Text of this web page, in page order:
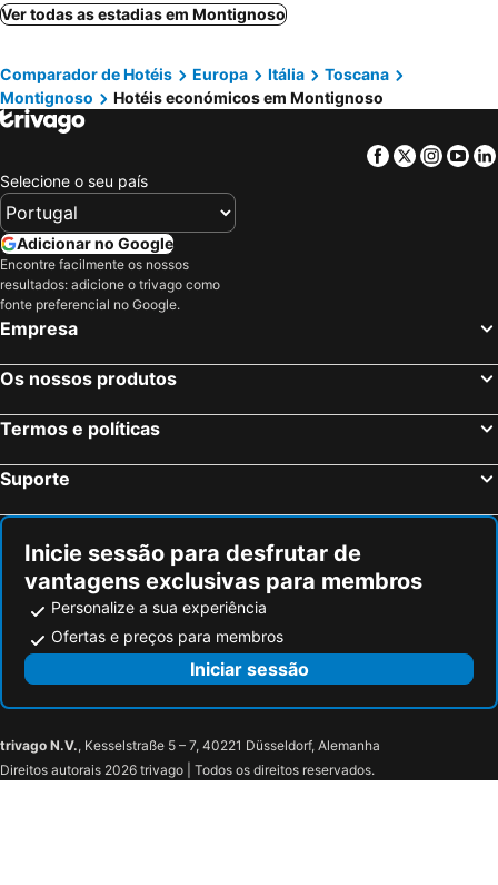
Hotel San Francisco
Hotel La Bussola
Versilia Lido | UNA Esperienze
Grand Hotel Principe di Piemonte
Hotel Rex
Hotel Marina
Hotel Acapulco
Concordia
Hotel Villa Tiziana
Hotel Sirio
Hotel Viareggio
Hotel Marchionni
Hotel Tahiti
Hotel President
Hotel I 4 Assi
Hotel Lupori
Hotel Villa Undulna - Terme della Versilia
JR Resort Logos Forte dei Marmi
Hotel Gabrini
Hotel Luna
Hotel Parma Mare
Hotel Eco Del Mare
Hotel Pigalle
UNA Hotels Forte Dei Marmi
Hotel La Primula
Hotel Happy
Hotel Kim
Hotel Katy
Antico Borgo Isola Santa
Harmony and Smile
Hotel Residence Villa Jolanda
Ver todas as estadias em Montignoso
Comparador de Hotéis Europa Itália
Toscana
Montignoso
Hotéis económicos em Montignoso
Facebook
Twitter
Selecione o seu país
Adicionar no Google
Encontre facilmente os nossos
resultados: adicione o trivago como
fonte preferencial no Google.
Empresa
Os nossos produtos
Termos e políticas
Suporte
Inicie sessão para desfrutar de
vantagens exclusivas para membros
Personalize a sua experiência
Ofertas e preços para membros
Iniciar sessão
trivago N.V., Kesselstraße 5 – 7, 40221 Düsseldorf, Alemanha
Direitos autorais 2026 trivago | Todos os direitos reservados.